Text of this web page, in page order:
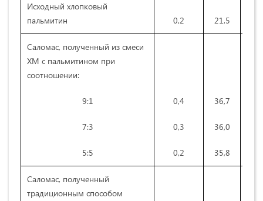
Исходный хлопковый
пальмитин
0,2 21,5
Саломас, полученный из смеси
ХМ с пальмитином при
соотношении:
9:1
7:3
5:5
0,4
0,3
0,2
36,7
36,0
35,8
Саломас, полученный
традиционным способом